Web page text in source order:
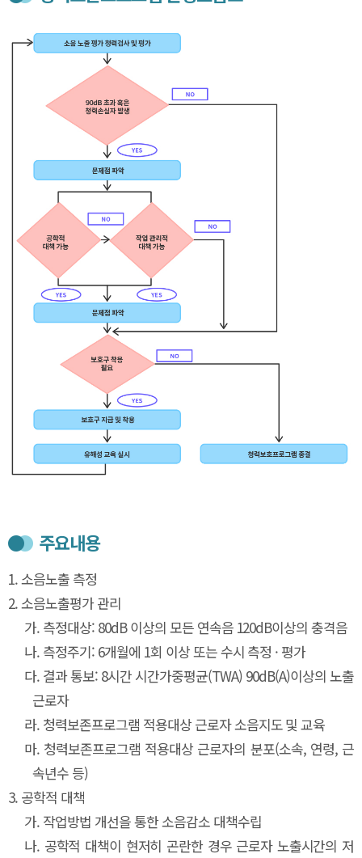
주요내용
1.소음노출 측정
2.소음노출평가 관리
가.측정대상: 80dB 이상의 모든 연속음 120dB이상의 충격음
나.측정주기: 6개월에 1회 이상 또는 수시 측정 · 평가
다.결과 통보: 8시간 시간가중평균(TWA) 90dB(A)이상의 노출
근로자
라.청력보존프로그램 적용대상 근로자 소음지도 및 교육
마.청력보존프로그램 적용대상 근로자의 분포(소속, 연령, 근
속년수 등)
3.공학적 대책
가.작업방법 개선을 통한 소음감소 대책수립
나.공학적 대책이 현저히 곤란한 경우 근로자 노출시간의 저